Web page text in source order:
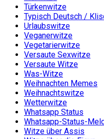
Türkenwitze
Typisch Deutsch /
Urlaubswitze
Veganerwitze
Vegetarierwitze
Versaute Sexwitze
Versaute Witze
Was-Witze
Weihnachten Memes
Weihnachtswitze
Wetterwitze
Whatsapp Status
Whatsapp-Status-
Witze über Assis